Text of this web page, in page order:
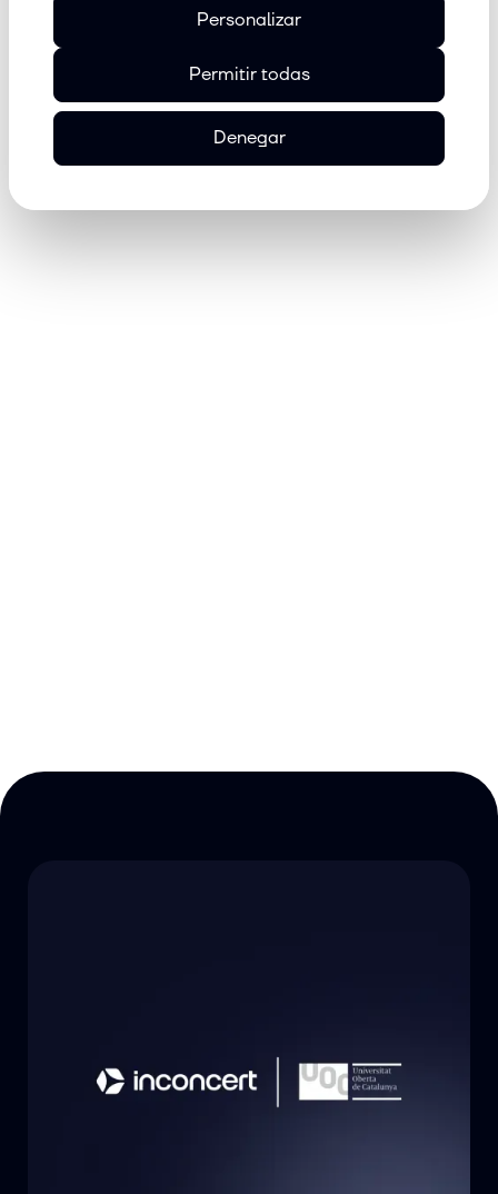
Permitir todas
Personalizar
Denegar